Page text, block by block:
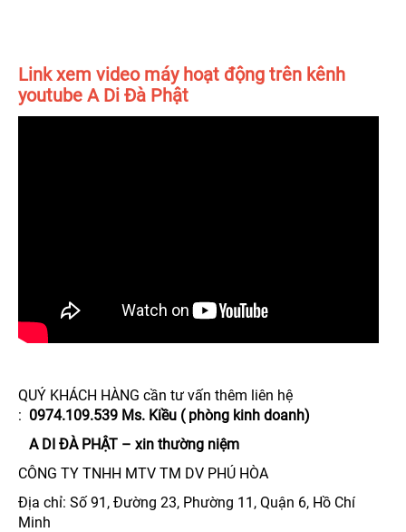
Link xem video máy hoạt động trên kênh
youtube A Di Đà Phật
QUÝ KHÁCH HÀNG cần tư vấn thêm liên hệ
: 0974.109.539 Ms. Kiều ( phòng kinh doanh)
A DI ĐÀ PHẬT – xin thường niệm
CÔNG TY TNHH MTV TM DV PHÚ HÒA
Địa chỉ: Số 91, Đường 23, Phường 11, Quận 6, Hồ Chí
Minh